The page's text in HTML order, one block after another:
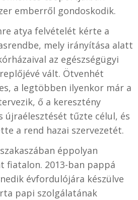
emberről gondoskodik.
atya felvételét kérte a
mely irányítása alatt
az egészségügyi
vált. Ötvenhét
a legtöbben ilyenkor már a
ő a keresztény
újraélesztését tűzte célul, és
a rend hazai szervezetét.
éppolyan
fiatalon. 2013-ban pappá
évfordulójára készülve
papi szolgálatának